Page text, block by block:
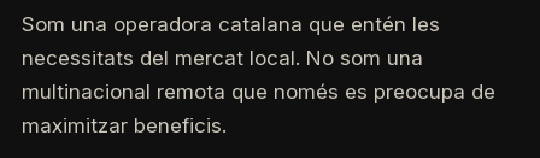
Som una operadora catalana que entén les
necessitats del mercat local. No som una
multinacional remota que només es preocupa de
maximitzar beneficis.